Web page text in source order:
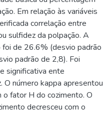
Em relação às variáveis
correlação entre
sulfidez da polpação. A
foi de 26.6% (desvio padrão
padrão de 2,8). Foi
significativa ente
O número kappa apresentou
o fator H do cozimento. O
decresceu com o